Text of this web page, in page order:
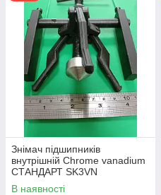
Знімач підшипників
внутрішній Chrome vanadium
СТАНДАРТ SK3VN
В наявності